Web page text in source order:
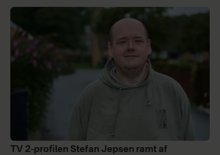
TV 2-profilen Stefan Jepsen ramt af